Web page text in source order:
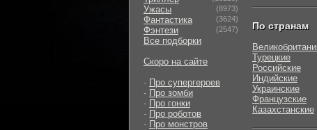
Ужасы (8973)
Фантастика (3624)
Фэнтези (2547)
Все подборки
Скоро на сайте
- Про супергероев
- Про зомби
- Про гонки
- Про роботов
- Про монстров
По странам
Турецкие
Российские
Индийские
Украинские
Французские
Казахстанские